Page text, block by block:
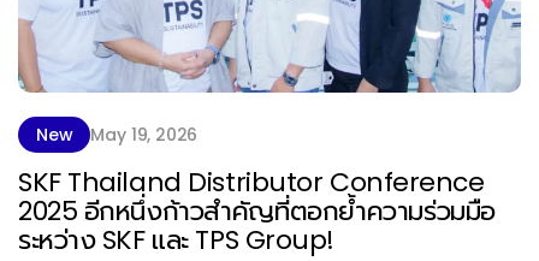
New May 19, 2026
SKF Thailand Distributor Conference
2025 อีกหนึ่งก้าวสำคัญที่ตอกย้ำความร่วมมือ
ระหว่าง SKF และ TPS Group!